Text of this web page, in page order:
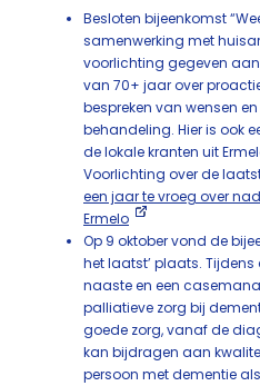
Besloten bijeenkomst
samenwerking met
voorlichting gegeven
van 70+ jaar over
bespreken van wensen
behandeling. Hier is ook
de lokale kranten uit
Voorlichting over de
een jaar te vroeg over
Ermelo
Op 9 oktober vond de
het laatst’ plaats.
naaste en een
palliatieve zorg bij
goede zorg, vanaf de
kan bijdragen aan
persoon met dementie